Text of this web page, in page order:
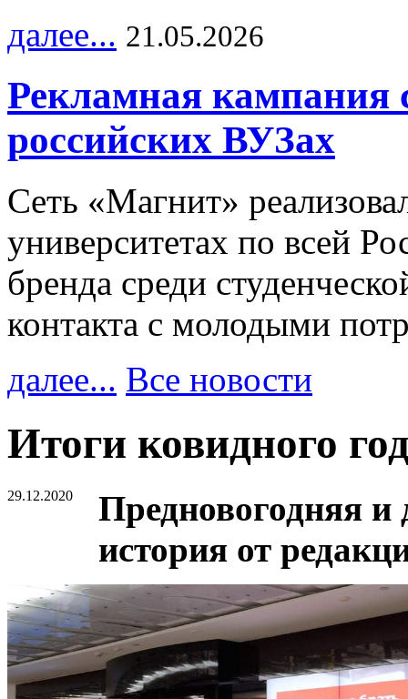
далее... 21.05.2026
Рекламная кампания
российских ВУЗах
Сеть «Магнит»
университетах по всей
бренда среди
контакта с молодыми
далее... Все новости
Итоги ковидного
29.12.2020
Предновогодняя и
история от